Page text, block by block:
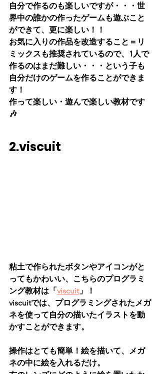
自分で作るのも楽しいですが・・・世
界中の誰かの作ったゲームも遊ぶこと
ができて、更に楽しい！！
お気に入りの作品を改造すること＝リ
ミックスも推奨されているので、1人で
作るのはまだ難しい・・・という子も
自分だけのゲームを作ることができま
す！
作って楽しい・遊んで楽しい教材です
🎶
2.viscuit
粘土で作られたボタンやアイコンがと
ってもかわいい、こちらのプログラミ
ング教材は「 viscuit」！
viscuitでは、プログラミングされたメガ
ネを使って自分の描いたイラストを動
かすことができます。
操作はとても簡単！絵を描いて、メガ
ネの中に絵を入れるだけ。